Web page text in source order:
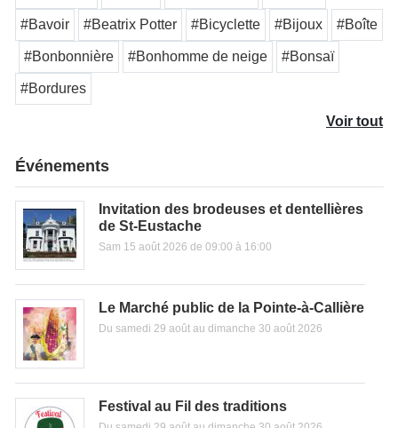
#Bavoir #Beatrix Potter #Bicyclette #Bijoux #Boîte
#Bonbonnière #Bonhomme de neige #Bonsaï
#Bordures
Voir tout
Événements
Invitation des brodeuses et dentellières
de St-Eustache
Sam 15 août 2026 de 09:00 à 16:00
Le Marché public de la Pointe-à-Callière
Du samedi 29 août au dimanche 30 août 2026
Festival au Fil des traditions